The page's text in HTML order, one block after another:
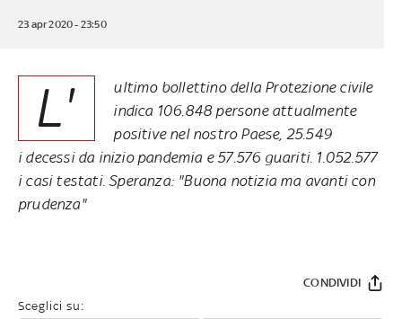
23 apr 2020 - 23:50
L'
ultimo bollettino della Protezione civile
indica 106.848 persone attualmente
positive nel nostro Paese, 25.549
i decessi da inizio pandemia e 57.576 guariti. 1.052.577
i casi testati. Speranza: "Buona notizia ma avanti con
prudenza"
Sceglici su:
CONDIVIDI